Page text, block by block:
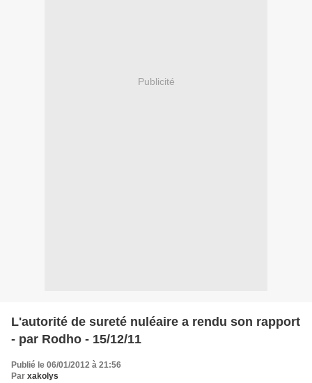
Publicité
L'autorité de sureté nuléaire a rendu son rapport
- par Rodho - 15/12/11
Publié le 06/01/2012 à 21:56
Par xakolys